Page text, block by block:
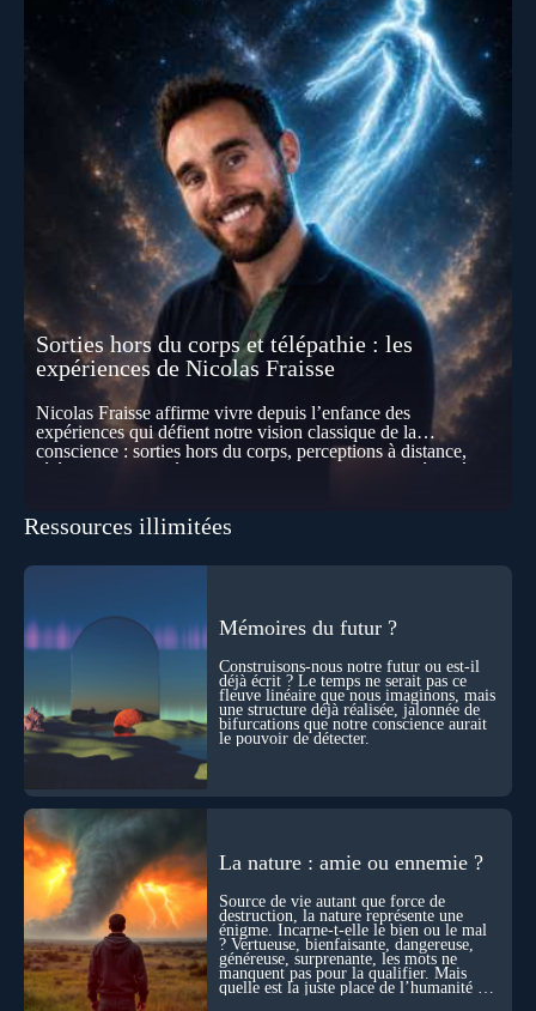
Sorties hors du corps et télépathie : les
expériences de Nicolas Fraisse
Nicolas Fraisse affirme vivre depuis l’enfance des
expériences qui défient notre vision classique de la
conscience : sorties hors du corps, perceptions à distance,
télépathie spontanée… Comment accueillir ces phénomènes
les pensées d’autrui ? Que deviennent l’espace, le temps… et
disparaître ? Au fil de cet échange, Nicolas raconte ses
durant ses sorties, protocoles scientifiques… et toujours, cette
sensation étrange d’être relié à bien plus vaste que lui-même
! Sommes-nous à l’aube d’une révolution de la conscience ?
Sans doute. Mais encore faut-il accepter d’explorer ces
territoires avec lucidité, et rigueur…
Ressources illimitées
Mémoires du futur ?
Construisons-nous notre futur ou est-il
déjà écrit ? Le temps ne serait pas ce
fleuve linéaire que nous imaginons, mais
une structure déjà réalisée, jalonnée de
bifurcations que notre conscience aurait
le pouvoir de détecter.
La nature : amie ou ennemie ?
Source de vie autant que force de
destruction, la nature représente une
énigme. Incarne-t-elle le bien ou le mal
? Vertueuse, bienfaisante, dangereuse,
généreuse, surprenante, les mots ne
manquent pas pour la qualifier. Mais
quelle est la juste place de l’humanité au